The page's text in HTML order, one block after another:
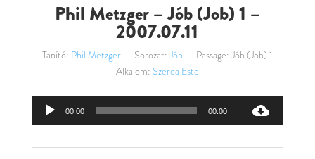
Phil Metzger – Jób (Job) 1 –
2007.07.11
Tanító: Phil Metzger Sorozat:Jób Passage: Jób (Job) 1
Alkalom: Szerda Este
Audió
00:00 00:00